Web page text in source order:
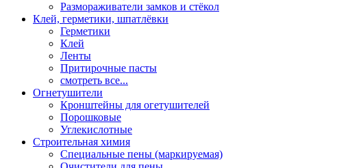
Размораживатели замков и стёкол
Клей, герметики, шпатлёвки
Герметики
Клей
Ленты
Притирочные пасты
смотреть все...
Огнетушители
Кронштейны для огетушителей
Порошковые
Углекислотные
Строительная химия
Специальные пены (маркируемая)